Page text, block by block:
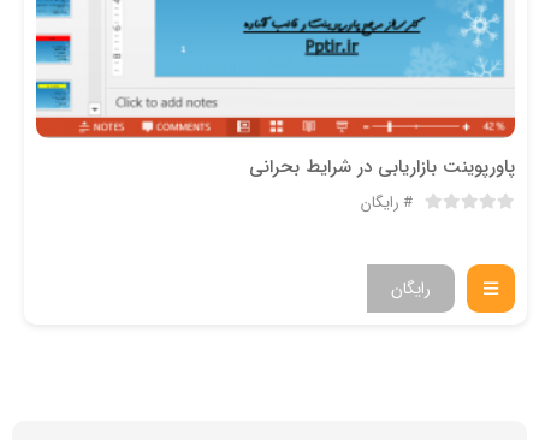
پاورپوینت بازاریابی در شرایط بحرانی
رایگان
رایگان